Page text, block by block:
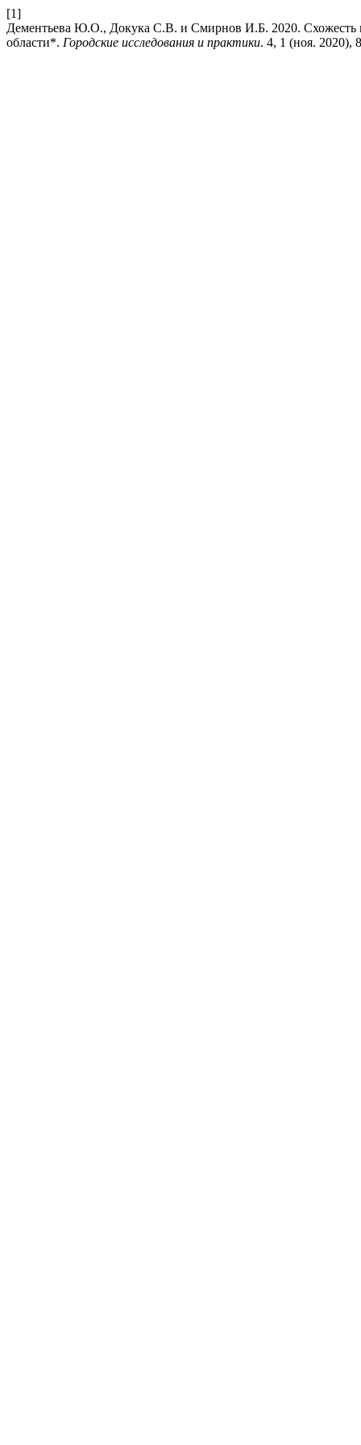
[1]
Дементьева Ю.О., Докука С.В. и Смирнов И.Б. 2020. Схожесть
области*. Городские исследования и практики. 4, 1 (ноя. 2020),